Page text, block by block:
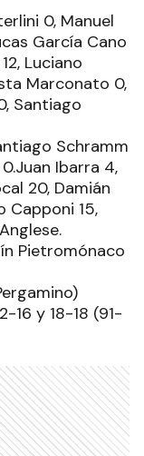
0, Manuel
García Cano
Luciano
Marconato 0,
Santiago
Schramm
Ibarra 4,
20, Damián
Capponi 15,
Pietromónaco
16 y 18-18 (91-